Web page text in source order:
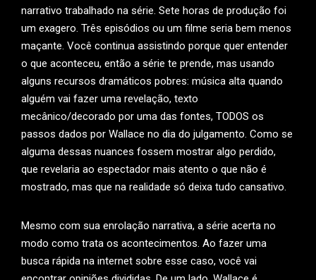
narrativo trabalhado na série. Sete horas de produção foi
um exagero. Três episódios ou um filme seria bem menos
maçante. Você continua assistindo porque quer entender
o que aconteceu, então a série te prende, mas usando
alguns recursos dramáticos pobres: música alta quando
alguém vai fazer uma revelação, texto
mecânico/decorado por uma das fontes, TODOS os
passos dados por Wallace no dia do julgamento. Como se
alguma dessas nuances fossem mostrar algo perdido,
que revelaria ao espectador mais atento o que não é
mostrado, mas que na realidade só deixa tudo cansativo.
Mesmo com sua enrolação narrativa, a série acerta no
modo como trata os acontecimentos. Ao fazer uma
busca rápida na internet sobre esse caso, você vai